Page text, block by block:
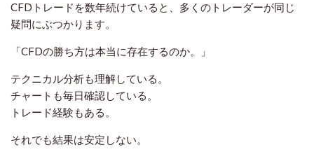
CFDトレードを数年続けていると、多くのトレーダーが同じ
疑問にぶつかります。
「CFDの勝ち方は本当に存在するのか。」
テクニカル分析も理解している。
チャートも毎日確認している。
トレード経験もある。
それでも結果は安定しない。